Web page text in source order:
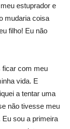
estuprador e
mudaria coisa
filho! Eu não
ficar com meu
vida. E
a tentar uma
não tivesse meu
Eu sou a primeira